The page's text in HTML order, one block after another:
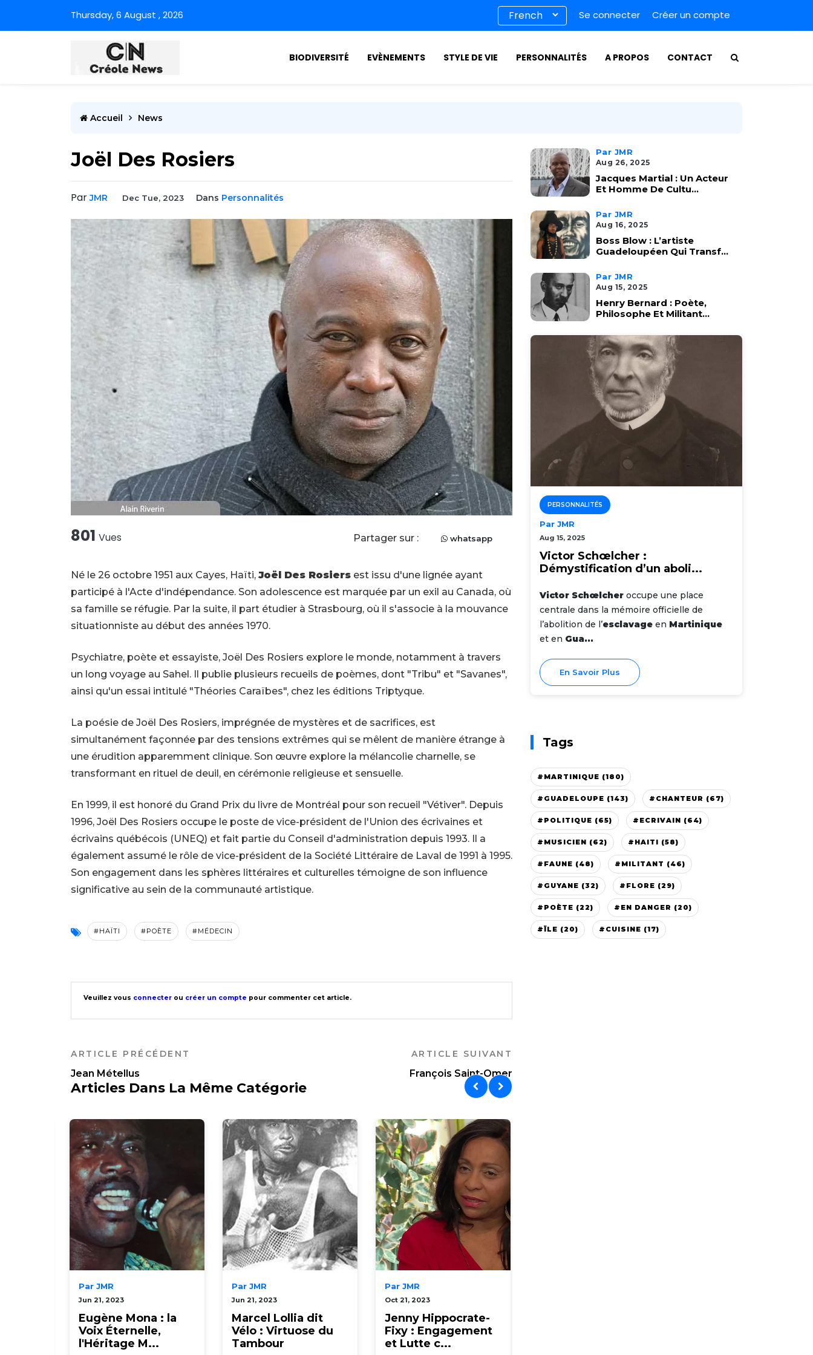
Thursday, 6 August , 2026 Se connecter Créer un compte
BIODIVERSITÉ EVÈNEMENTS STYLE DE VIE PERSONNALITÉS A PROPOS CONTACT
Accueil News
Joël Des Rosiers
ParJMR Dec Tue, 2023 Dans Personnalités
801 Vues Partager sur : whatsapp
Né le 26 octobre 1951 aux Cayes, Haïti, Joël Des Rosiers est issu d'une lignée ayant
participé à l'Acte d'indépendance. Son adolescence est marquée par un exil au Canada, où
sa famille se réfugie. Par la suite, il part étudier à Strasbourg, où il s'associe à la mouvance
situationniste au début des années 1970.
Psychiatre, poète et essayiste, Joël Des Rosiers explore le monde, notamment à travers
un long voyage au Sahel. Il publie plusieurs recueils de poèmes, dont "Tribu" et "Savanes",
ainsi qu'un essai intitulé "Théories Caraïbes", chez les éditions Triptyque.
La poésie de Joël Des Rosiers, imprégnée de mystères et de sacrifices, est
simultanément façonnée par des tensions extrêmes qui se mêlent de manière étrange à
une érudition apparemment clinique. Son œuvre explore la mélancolie charnelle, se
transformant en rituel de deuil, en cérémonie religieuse et sensuelle.
En 1999, il est honoré du Grand Prix du livre de Montréal pour son recueil "Vétiver". Depuis
1996, Joël Des Rosiers occupe le poste de vice-président de l'Union des écrivaines et
écrivains québécois (UNEQ) et fait partie du Conseil d'administration depuis 1993. Il a
également assumé le rôle de vice-président de la Société Littéraire de Laval de 1991 à 1995.
Son engagement dans les sphères littéraires et culturelles témoigne de son influence
significative au sein de la communauté artistique.
#HAÏTI #POÈTE #MÉDECIN
Veuillez vous connecter ou créer un compte pour commenter cet article.
ARTICLE PRÉCÉDENT
Jean Métellus
ARTICLE SUIVANT
François Saint-Omer
Articles Dans La Même Catégorie
Par JMR
Jun 21, 2023
Eugène Mona : la
Voix Éternelle,
l'Héritage M...
Par JMR
Jun 21, 2023
Marcel Lollia dit
Vélo : Virtuose du
Tambour
Par JMR
Oct 21, 2023
Jenny Hippocrate-
Fixy : Engagement
et Lutte c...
Par JMR
Aug 26, 2025
Jacques Martial : Un Acteur
Et Homme De Cultu...
Par JMR
Aug 16, 2025
Boss Blow : L’artiste
Guadeloupéen Qui Transf...
Par JMR
Aug 15, 2025
Henry Bernard : Poète,
Philosophe Et Militant...
PERSONNALITÉS
Par JMR
Aug 15, 2025
Victor Schœlcher :
Démystification d’un aboli...
Victor Schœlcher occupe une place
centrale dans la mémoire officielle de
l’abolition de l’esclavage en Martinique
et en Gua...
En Savoir Plus
Tags
#MARTINIQUE (180)
#GUADELOUPE (143) #CHANTEUR (67)
#POLITIQUE (65) #ECRIVAIN (64)
#MUSICIEN (62) #HAITI (58)
#FAUNE (48) #MILITANT (46)
#GUYANE (32) #FLORE (29)
#POÈTE (22) #EN DANGER (20)
#ÏLE (20) #CUISINE (17)